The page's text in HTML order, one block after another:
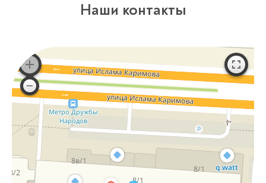
Наши контакты